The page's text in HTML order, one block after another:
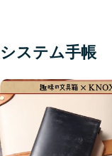
システム手帳